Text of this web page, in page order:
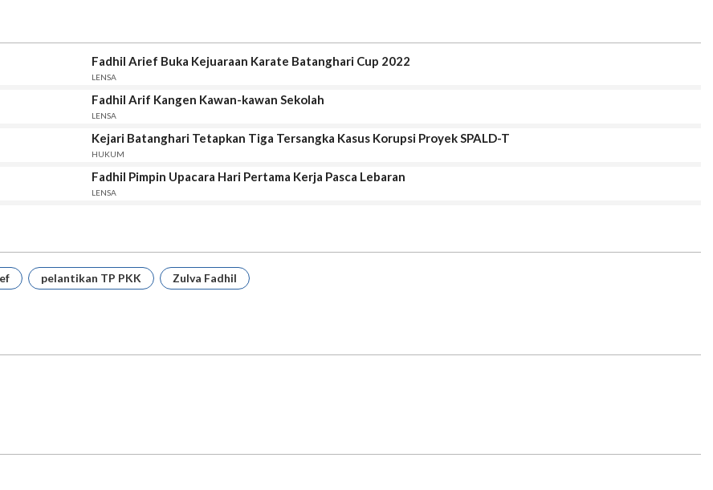
Fadhil Arief Buka Kejuaraan Karate Batanghari Cup 2022
LENSA
Fadhil Arif Kangen Kawan-kawan Sekolah
LENSA
Kejari Batanghari Tetapkan Tiga Tersangka Kasus Korupsi Proyek SPALD-T
HUKUM
Fadhil Pimpin Upacara Hari Pertama Kerja Pasca Lebaran
LENSA
pelantikan TP PKK Zulva Fadhil